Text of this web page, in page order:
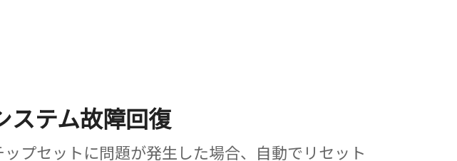
ステム故障回復
ップセットに問題が発生した場合、自動でリセット